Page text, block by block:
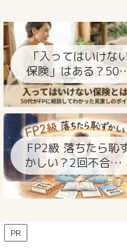
「入ってはいけな
保険」はある？50
がFPに相談してわ
った見直しのポイ
ト
FP2級 落ちたら恥
かしい？2回不合格の
私が今思うこと
PR